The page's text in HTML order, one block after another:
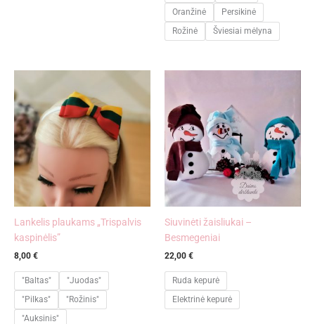
Oranžinė
Persikinė
Rožinė
Šviesiai mėlyna
Lankelis plaukams „Trispalvis
kaspinėlis”
8,00 €
"Baltas"
"Juodas"
"Pilkas"
"Rožinis"
"Auksinis"
Siuvinėti žaisliukai –
Besmegeniai
22,00 €
Ruda kepurė
Elektrinė kepurė